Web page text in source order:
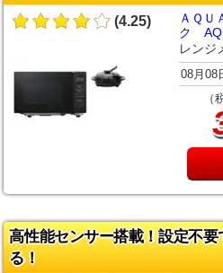
(4.25)
ＡＱ
ク
レンジ
08月08
（
高性能センサー搭載！設定不
る！